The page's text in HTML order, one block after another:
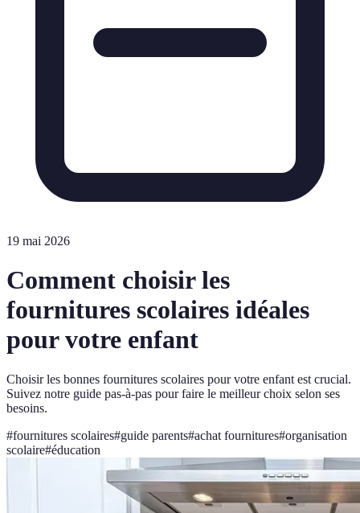
19 mai 2026
Comment choisir les
fournitures scolaires idéales
pour votre enfant
Choisir les bonnes fournitures scolaires pour votre enfant est crucial.
Suivez notre guide pas-à-pas pour faire le meilleur choix selon ses
besoins.
#fournitures scolaires#guide parents#achat fournitures#organisation
scolaire#éducation